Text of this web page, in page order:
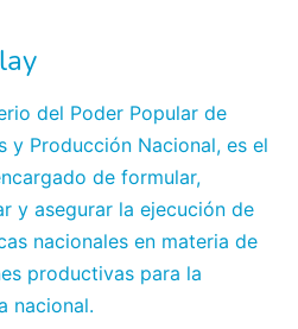
del Poder Popular de
y Producción Nacional, es el
de formular,
y asegurar la ejecución de
nacionales en materia de
productivas para la
nacional.